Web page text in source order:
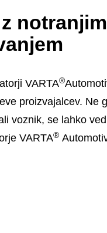
notranjim
VARTA®
proizvajalcev. Ne
voznik, se lahko
VARTA®